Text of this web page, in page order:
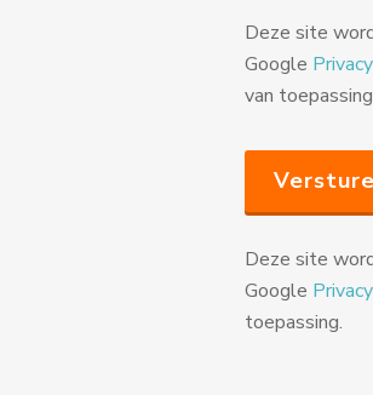
Deze site
Google
van
Deze site
Google
toepassing.